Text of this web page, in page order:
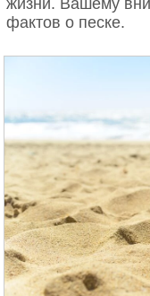
жизни. Вашему
фактов о песке.